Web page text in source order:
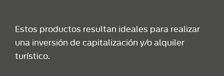
Estos productos resultan ideales para realizar
una inversión de capitalización y/o alquiler
turístico.